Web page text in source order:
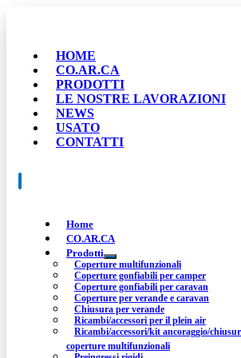
HOME
CO.AR.CA
PRODOTTI
LE NOSTRE LAVORAZIONI
NEWS
USATO
CONTATTI
Home
CO.AR.CA
Prodotti
Coperture multifunzionali
Coperture gonfiabili per camper
Coperture gonfiabili per caravan
Coperture per verande e caravan
Chiusura per verande
Ricambi/accessori per il plein air
Ricambi/accessori/kit ancoraggio/
coperture multifunzionali